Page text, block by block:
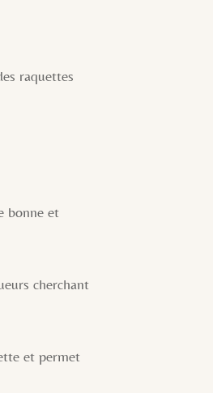
raquettes
bonne et
cherchant
et permet